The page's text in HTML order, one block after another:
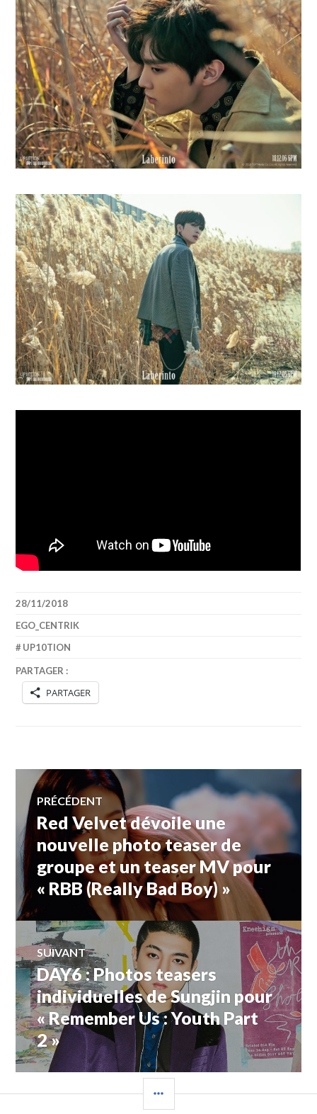
28/11/2018
EGO_CENTRIK
UP10TION
PARTAGER :
PARTAGER
Navigation
de
l’article
PRÉCÉDENT
Article
précédent :
Red Velvet dévoile une
nouvelle photo teaser de
groupe et un teaser MV pour
« RBB (Really Bad Boy) »
SUIVANT
Article
Suivant:
DAY6 : Photos teasers
individuelles de Sungjin pour
« Remember Us : Youth Part
2 »
LATÉRALE